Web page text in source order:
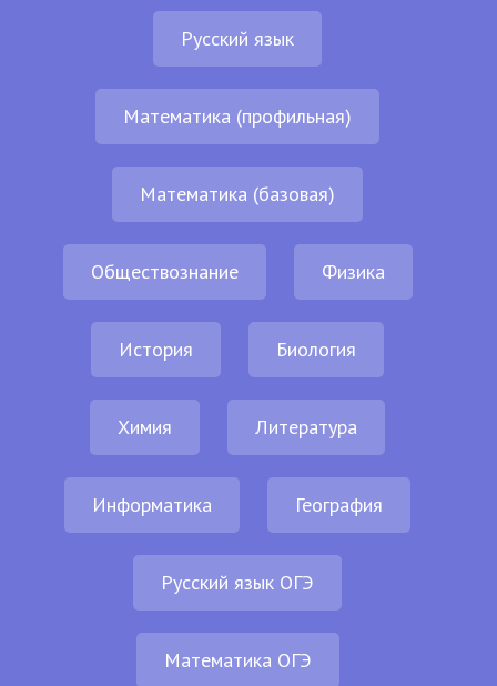
Русский язык
Математика (профильная)
Математика (базовая)
Обществознание Физика
История Биология
Химия Литература
Информатика География
Русский язык ОГЭ
Математика ОГЭ